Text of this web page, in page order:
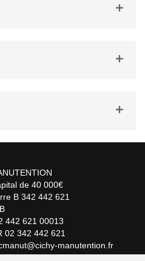
de 40 000€
B 342 442 621
442 621 00013
02 342 442 621
manutention.fr